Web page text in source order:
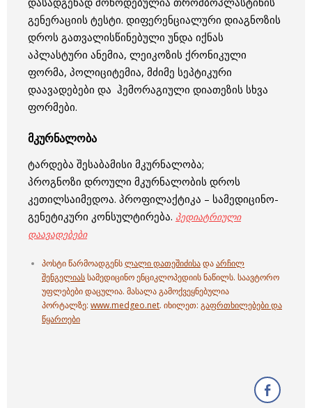
გენერაციის ტესტი. დიფერენციალური დიაგნოზის
დროს გათვალისწინებული უნდა იქნას
აპლასტური ანემია, ლეიკოზის ქრონიკული
ფორმა, პოლიციტემია, მძიმე სეპტიკური
დაავადებები და ჰემორაგიული დიათეზის სხვა
ფორმები.
მკურნალობა
ტარდება შესაბამისი მკურნალობა;
პროგნოზი დროული მკურნალობის დროს
კეთილსაიმედოა. პროფილაქტიკა – სამედიცინო-
გენეტიკური კონსულტირება. პედიატრიული
დაავადებები
პოსტი წარმოადგენსლალი დათეშიძისადაარჩილ
შენგელიასსამედიცინო ენციკლოპედიის ნაწილს. საავტორო
უფლებები დაცულია. მასალა გამოქვეყნებულია
პორტალზე: www.medgeo.net. იხილეთ: გაფრთხილებები და
წყაროები